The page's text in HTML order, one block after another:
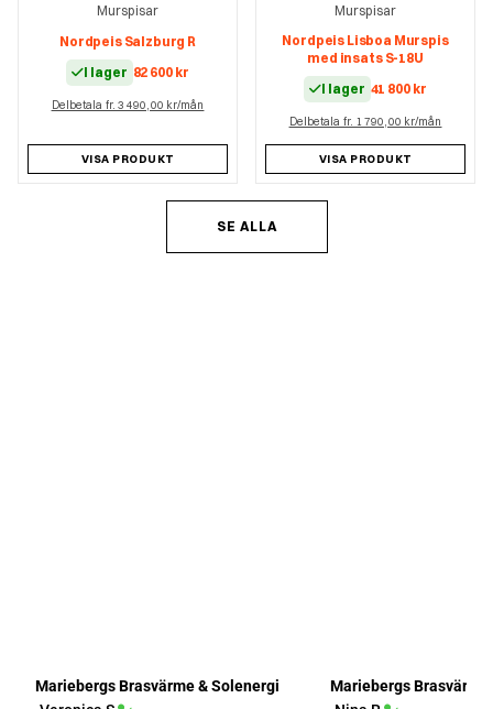
Murspisar
Nordpeis Salzburg R
I lager 82 600 kr
Delbetala fr. 3 490,00 kr/mån
VISA PRODUKT
Murspisar
Nordpeis Lisboa Murspis
med insats S-18U
I lager 41 800 kr
Delbetala fr. 1 790,00 kr/mån
VISA PRODUKT
SE ALLA